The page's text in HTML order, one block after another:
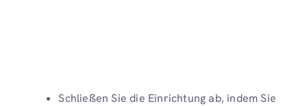
Schließen Sie die Einrichtung ab, indem Sie